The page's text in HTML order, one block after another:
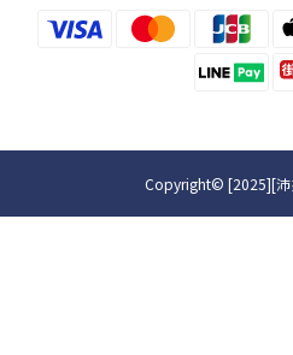
Copyright© [2025][沛